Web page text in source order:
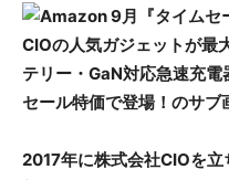
2017年に株式会社CIOを